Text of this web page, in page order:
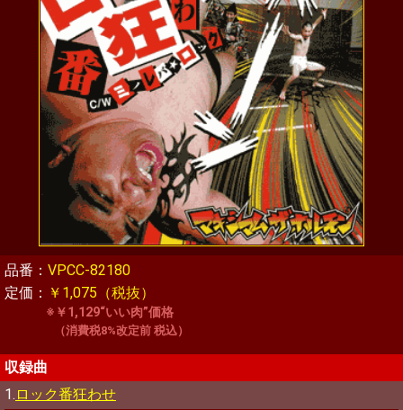
品番： VPCC-82180
定価： ￥1,075（税抜）
※￥1,129“いい肉”価格
（消費税8%改定前 税込）
収録曲
1. ロック番狂わせ